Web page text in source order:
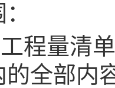
程量清
全部内